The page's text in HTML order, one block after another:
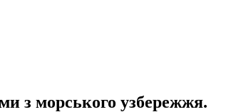
з морського узбережжя.